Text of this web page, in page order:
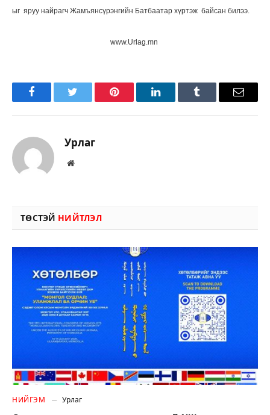
ыг яруу найрагч Жамъянсүрэнгийн Батбаатар хүртэж байсан билээ.
www.Urlag.mn
FacebookTwitter Pinterest LinkedInTumblr Имэйл
Урлаг
Вэбсайт
ТӨСТЭЙ НИЙТЛЭЛ
НИЙГЭМ Урлаг